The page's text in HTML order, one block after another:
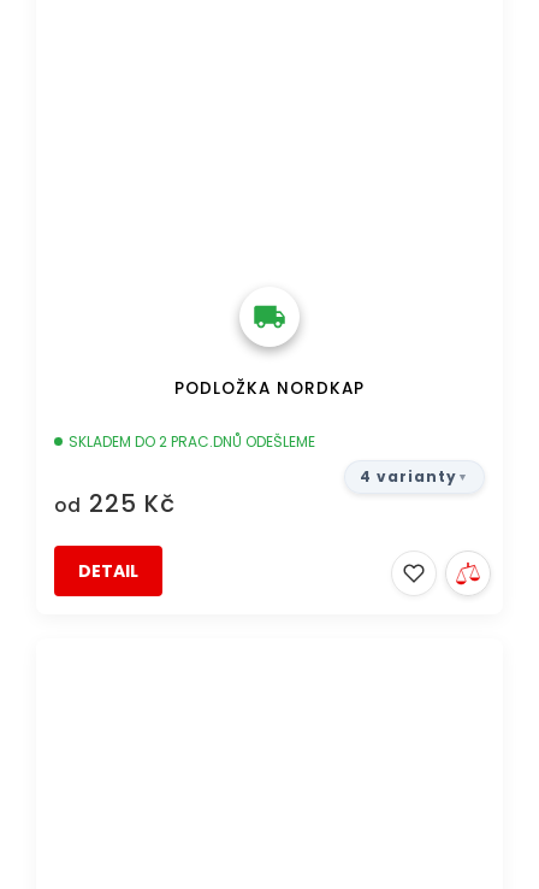
PODLOŽKA NORDKAP
SKLADEM DO 2 PRAC.DNŮ ODEŠLEME
od 225 Kč
DETAIL
4 varianty